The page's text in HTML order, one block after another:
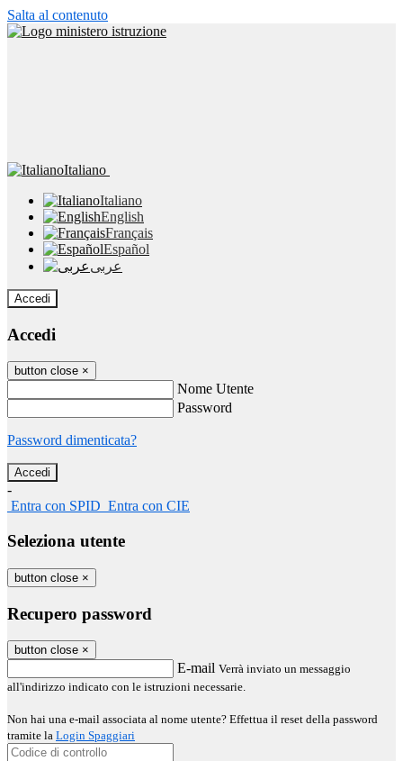
Salta al contenuto
Italiano
Italiano
English
Français
Español
عربى
Accedi
Accedi
button close ×
Nome Utente
Password
Password dimenticata?
-
Entra con SPID Entra con CIE
Seleziona utente
button close ×
Recupero password
button close ×
E-mail Verrà inviato un messaggio
all'indirizzo indicato con le istruzioni necessarie.
Non hai una e-mail associata al nome utente? Effettua il reset della password
tramite la Login Spaggiari